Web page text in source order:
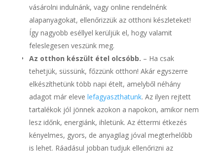
vásárolni indulnánk, vagy online rendelnénk
alapanyagokat, ellenőrizzük az otthoni készleteket!
Így nagyobb eséllyel kerüljük el, hogy valamit
feleslegesen veszünk meg.
Az otthon készült étel olcsóbb. – Ha csak
tehetjük, süssünk, főzzünk otthon! Akár egyszerre
elkészíthetünk több napi ételt, amelyből néhány
adagot már eleve lefagyaszthatunk. Az ilyen rejtett
tartalékok jól jönnek azokon a napokon, amikor nem
lesz időnk, energiánk, ihletünk. Az éttermi étkezés
kényelmes, gyors, de anyagilag jóval megterhelőbb
is lehet. Ráadásul jobban tudjuk ellenőrizni az